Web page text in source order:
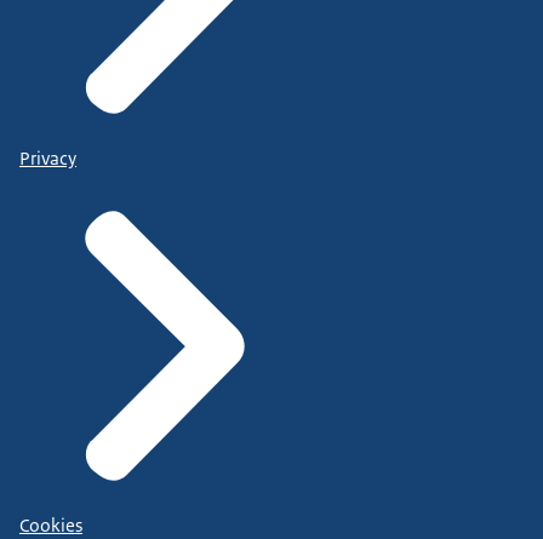
Privacy
Cookies